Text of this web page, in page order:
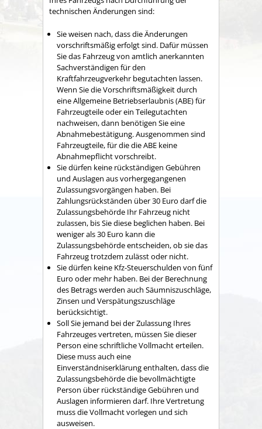
technischen Änderungen sind:
Sie weisen nach, dass die Änderungen
vorschriftsmäßig erfolgt sind. Dafür müssen
Sie das Fahrzeug von amtlich anerkannten
Sachverständigen für den
Kraftfahrzeugverkehr begutachten lassen.
Wenn Sie die Vorschriftsmäßigkeit durch
eine Allgemeine Betriebserlaubnis (ABE) für
Fahrzeugteile oder ein Teilegutachten
nachweisen, dann benötigen Sie eine
Abnahmebestätigung. Ausgenommen sind
Fahrzeugteile, für die die ABE keine
Abnahmepflicht vorschreibt.
Sie dürfen keine rückständigen Gebühren
und Auslagen aus vorhergegangenen
Zulassungsvorgängen haben. Bei
Zahlungsrückständen über 30 Euro darf die
Zulassungsbehörde Ihr Fahrzeug nicht
zulassen, bis Sie diese beglichen haben. Bei
weniger als 30 Euro kann die
Zulassungsbehörde entscheiden, ob sie das
Fahrzeug trotzdem zulässt oder nicht.
Sie dürfen keine Kfz-Steuerschulden von fünf
Euro oder mehr haben. Bei der Berechnung
des Betrags werden auch Säumniszuschläge,
Zinsen und Verspätungszuschläge
berücksichtigt.
Soll Sie jemand bei der Zulassung Ihres
Fahrzeuges vertreten, müssen Sie dieser
Person eine schriftliche Vollmacht erteilen.
Diese muss auch eine
Einverständniserklärung enthalten, dass die
Zulassungsbehörde die bevollmächtigte
Person über rückständige Gebühren und
Auslagen informieren darf. Ihre Vertretung
muss die Vollmacht vorlegen und sich
ausweisen.